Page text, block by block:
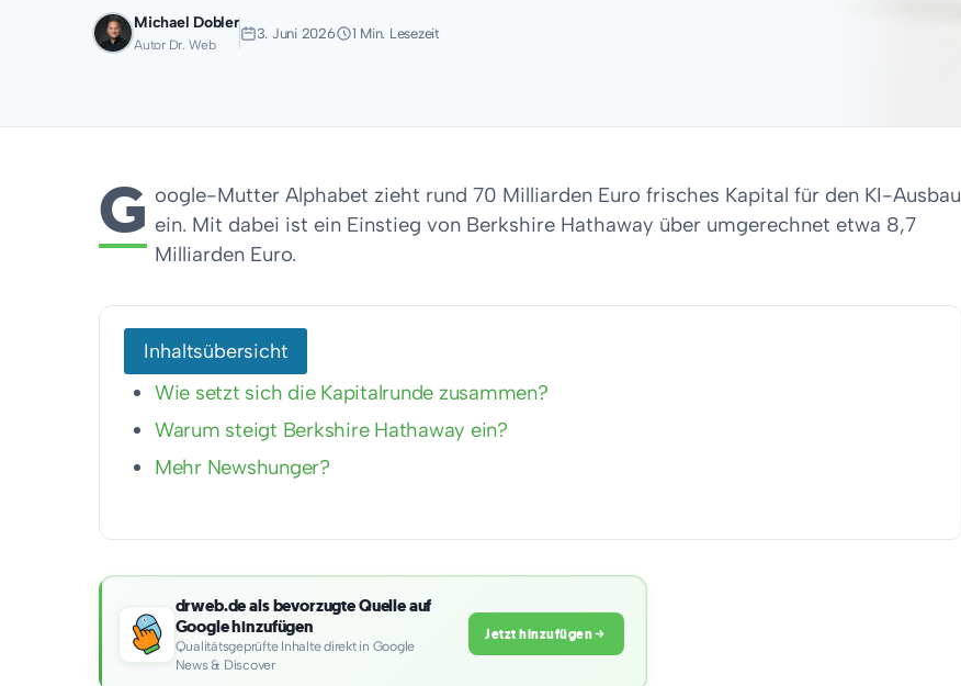
Michael Dobler
Autor Dr. Web
3. Juni 2026 1 Min. Lesezeit
G oogle-Mutter Alphabet zieht rund 70 Milliarden Euro frisches Kapital für den KI-Ausbau
ein. Mit dabei ist ein Einstieg von Berkshire Hathaway über umgerechnet etwa 8,7
Milliarden Euro.
Inhaltsübersicht
Wie setzt sich die Kapitalrunde zusammen?
Warum steigt Berkshire Hathaway ein?
Mehr Newshunger?
drweb.de als bevorzugte Quelle auf
Google hinzufügen
Qualitätsgeprüfte Inhalte direkt in Google
News & Discover
Jetzt hinzufügen